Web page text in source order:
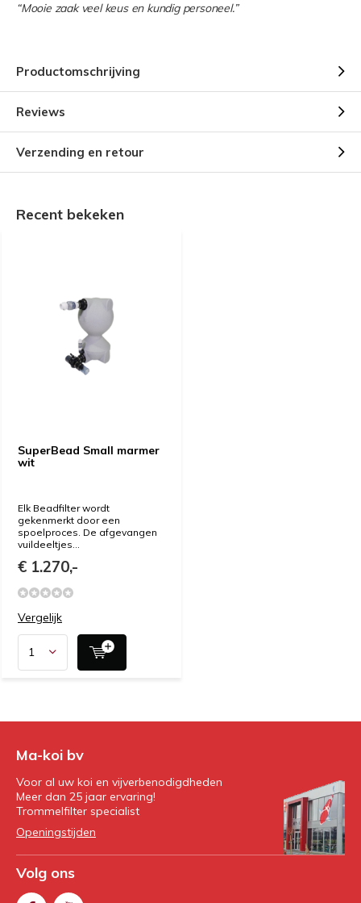
“Mooie zaak veel keus en kundig personeel.”
Productomschrijving
Reviews
Verzending en retour
Recent bekeken
SuperBead Small marmer
wit
Elk Beadfilter wordt
gekenmerkt door een
spoelproces. De afgevangen
vuildeeltjes...
€ 1.270,-
Vergelijk
Ma-koi bv
Voor al uw koi en vijverbenodigdheden
Meer dan 25 jaar ervaring!
Trommelfilter specialist
Openingstijden
Volg ons